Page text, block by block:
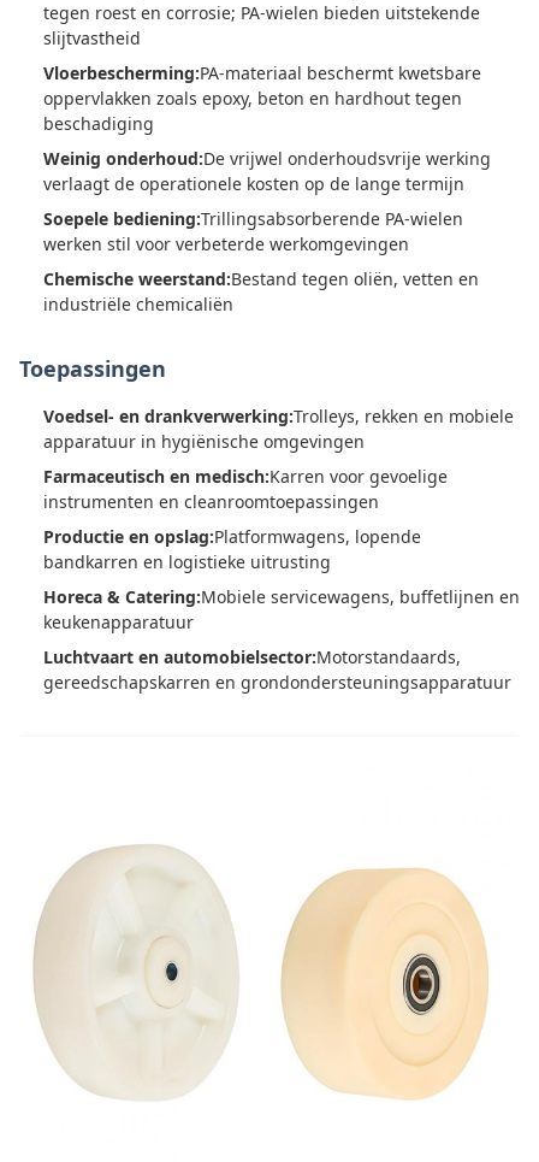
tegen roest en corrosie; PA-wielen bieden uitstekende
slijtvastheid
Vloerbescherming:PA-materiaal beschermt kwetsbare
oppervlakken zoals epoxy, beton en hardhout tegen
beschadiging
Weinig onderhoud:De vrijwel onderhoudsvrije werking
verlaagt de operationele kosten op de lange termijn
Soepele bediening:Trillingsabsorberende PA-wielen
werken stil voor verbeterde werkomgevingen
Chemische weerstand:Bestand tegen oliën, vetten en
industriële chemicaliën
Toepassingen
Voedsel- en drankverwerking:Trolleys, rekken en mobiele
apparatuur in hygiënische omgevingen
Farmaceutisch en medisch:Karren voor gevoelige
instrumenten en cleanroomtoepassingen
Productie en opslag:Platformwagens, lopende
bandkarren en logistieke uitrusting
Horeca & Catering:Mobiele servicewagens, buffetlijnen en
keukenapparatuur
Luchtvaart en automobielsector:Motorstandaards,
gereedschapskarren en grondondersteuningsapparatuur